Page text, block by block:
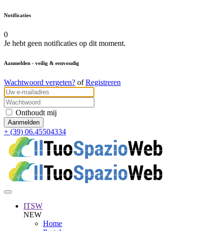
Notificaties
0
Je hebt geen notificaties op dit moment.
Aanmelden - veilig & eenvoudig
Wachtwoord vergeten? ofRegistreren
Onthoudt mij
+ (39) 06.45504334
ITSW
NEW
Home